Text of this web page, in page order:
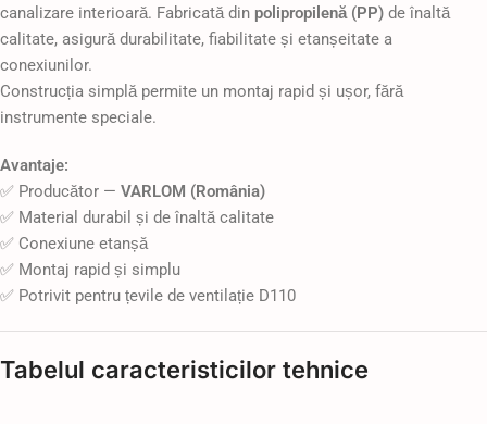
canalizare interioară. Fabricată din polipropilenă (PP) de înaltă
calitate, asigură durabilitate, fiabilitate și etanșeitate a
conexiunilor.
Construcția simplă permite un montaj rapid și ușor, fără
instrumente speciale.
Avantaje:
✅ Producător — VARLOM (România)
✅ Material durabil și de înaltă calitate
✅ Conexiune etanșă
✅ Montaj rapid și simplu
✅ Potrivit pentru țevile de ventilație D110
Tabelul caracteristicilor tehnice